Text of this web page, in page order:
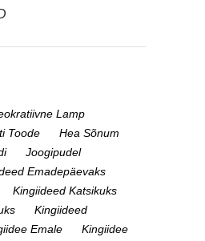
Lamp
Toode
Hea Sõnum
Joogipudel
Emadepäevaks
Kingiideed Katsikuks
Kingiideed
Emale
Kingiidee